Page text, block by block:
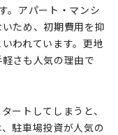
せ
。アパート・マンシ
ため、初期費用を抑
われています。更地
さも人気の理由で
ートしてしまうと、
駐車場投資が人気の